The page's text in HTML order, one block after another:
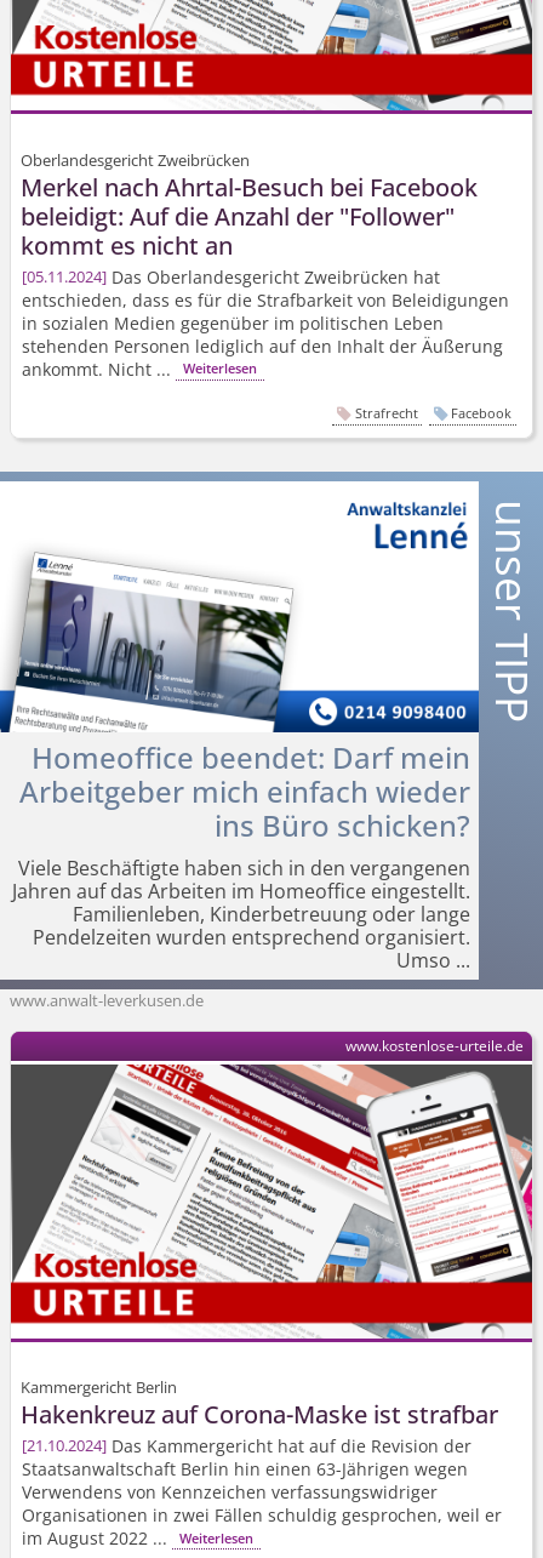
Oberlandesgericht Zweibrücken
Merkel nach Ahrtal-Besuch bei Facebook
beleidigt: Auf die Anzahl der "Follower"
kommt es nicht an
05.11.2024 Das Oberlandesgericht Zweibrücken hat
entschieden, dass es für die Strafbarkeit von Beleidigungen
in sozialen Medien gegenüber im politischen Leben
stehenden Personen lediglich auf den Inhalt der Äußerung
ankommt. Nicht ...
Weiterlesen
Strafrecht Facebook
Homeoffice beendet: Darf mein
Arbeitgeber mich einfach wieder
ins Büro schicken?
Viele Beschäftigte haben sich in den vergangenen
Jahren auf das Arbeiten im Homeoffice eingestellt.
Familienleben, Kinderbetreuung oder lange
Pendelzeiten wurden entsprechend organisiert.
Umso ...
www.anwalt-leverkusen.de
Kammergericht Berlin
Hakenkreuz auf Corona-Maske ist strafbar
21.10.2024 Das Kammergericht hat auf die Revision der
Staatsanwaltschaft Berlin hin einen 63-Jährigen wegen
Verwendens von Kennzeichen verfassungswidriger
Organisationen in zwei Fällen schuldig gesprochen, weil er
im August 2022 ...
Weiterlesen
www.kostenlose-urteile.de